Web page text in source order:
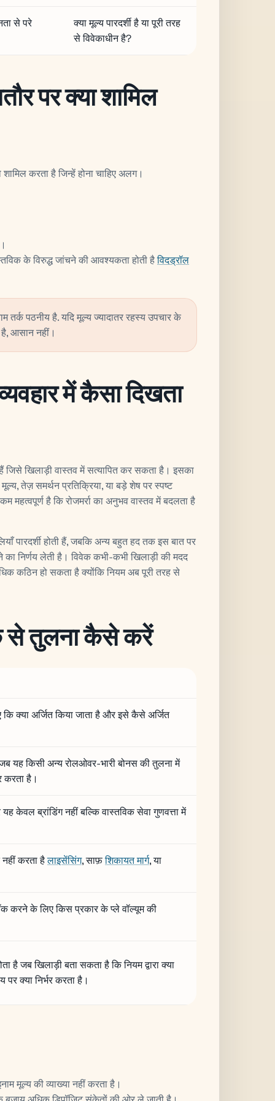
से परे
क्या मूल्य पारदर्शी है या पूरी तरह
से विवेकाधीन है?
पर क्या शामिल
करता है जिन्हें होना चाहिए अलग।
के विरुद्ध जांचने की आवश्यकता होती हैविदड्रॉल
तर्क पठनीय है. यदि मूल्य ज्यादातर रहस्य उपचार के
है, आसान नहीं।
में कैसा दिखता
जिसे खिलाड़ी वास्तव में सत्यापित कर सकता है। इसका
तेज़ समर्थन प्रतिक्रिया, या बड़े शेष पर स्पष्ट
महत्वपूर्ण है कि रोजमर्रा का अनुभव वास्तव में बदलता है
पारदर्शी होती हैं, जबकि अन्य बहुत हद तक इस बात पर
निर्णय लेती है। विवेक कभी-कभी खिलाड़ी की मदद
कठिन हो सकता है क्योंकि नियम अब पूरी तरह से
से तुलना कैसे करें
कि क्या अर्जित किया जाता है और इसे कैसे अर्जित
यह किसी अन्य रोलओवर-भारी बोनस की तुलना में
करता है।
केवल ब्रांडिंग नहीं बल्कि वास्तविक सेवा गुणवत्ता में
करता हैलाइसेंसिंग, साफ़शिकायत मार्ग, या
करने के लिए किस प्रकार के प्ले वॉल्यूम की
है जब खिलाड़ी बता सकता है कि नियम द्वारा क्या
पर क्या निर्भर करता है।
मूल्य की व्याख्या नहीं करता है।